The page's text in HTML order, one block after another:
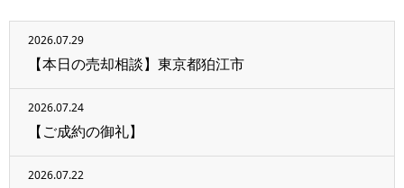
2026.07.29
【本日の売却相談】東京都狛江市
2026.07.24
【ご成約の御礼】
2026.07.22